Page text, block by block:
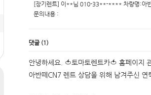
[장기렌트] 이**님 010-33**-**** 차량명:아
문의내용 :
댓글 (1)
안녕하세요. 🍅토마토렌트카🍅 홈페이지
아반떼CN7 렌트 상담을 위해 남겨주신